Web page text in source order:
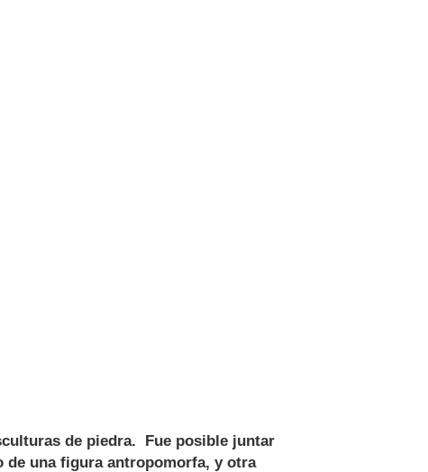
de piedra. Fue posible juntar
de una figura antropomorfa, y otra